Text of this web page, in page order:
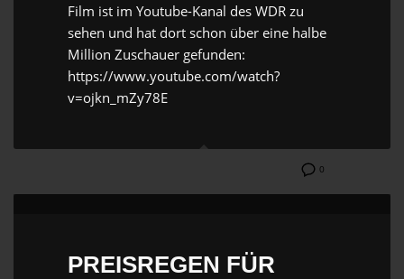
Film ist im Youtube-Kanal des WDR zu
sehen und hat dort schon über eine halbe
Million Zuschauer gefunden:
https://www.youtube.com/watch?
v=ojkn_mZy78E
0
PREISREGEN FÜR